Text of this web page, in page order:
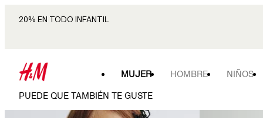
20% EN TODO INFANTIL
MUJER HOMBRE NIÑOS
PUEDE QUE TAMBIÉN TE GUSTE